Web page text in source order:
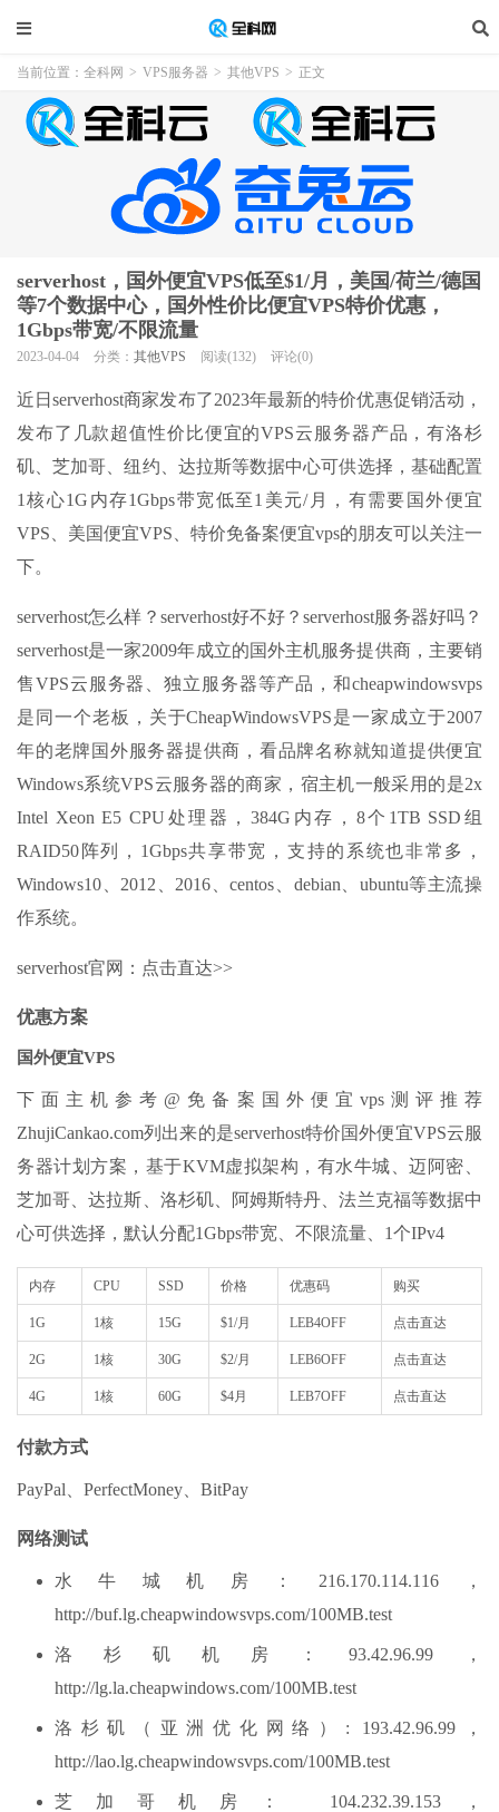
当前位置： 全科网 > VPS服务器 > 其他VPS > 正文
serverhost，国外便宜VPS低至$1/月，美国/荷兰/德国
等7个数据中心，国外性价比便宜VPS特价优惠，
1Gbps带宽/不限流量
2023-04-04 分类： 其他VPS 阅读(132) 评论(0)
近日serverhost商家发布了2023年最新的特价优惠促销活动，
发布了几款超值性价比便宜的VPS云服务器产品，有洛杉
矶、芝加哥、纽约、达拉斯等数据中心可供选择，基础配置
1核心1G内存1Gbps带宽低至1美元/月，有需要国外便宜
VPS、美国便宜VPS、特价免备案便宜vps的朋友可以关注一
下。
serverhost怎么样？serverhost好不好？serverhost服务器好吗？
serverhost是一家2009年成立的国外主机服务提供商，主要销
售VPS云服务器、独立服务器等产品，和cheapwindowsvps
是同一个老板，关于CheapWindowsVPS是一家成立于2007
年的老牌国外服务器提供商，看品牌名称就知道提供便宜
Windows系统VPS云服务器的商家，宿主机一般采用的是2x
Intel Xeon E5 CPU处理器，384G内存，8个1TB SSD组
RAID50阵列，1Gbps共享带宽，支持的系统也非常多，
Windows10、2012、2016、centos、debian、ubuntu等主流操
作系统。
serverhost官网：点击直达>>
优惠方案
国外便宜VPS
下面主机参考@免备案国外便宜vps测评推荐
ZhujiCankao.com列出来的是serverhost特价国外便宜VPS云服
务器计划方案，基于KVM虚拟架构，有水牛城、迈阿密、
芝加哥、达拉斯、洛杉矶、阿姆斯特丹、法兰克福等数据中
心可供选择，默认分配1Gbps带宽、不限流量、1个IPv4
内存 CPU SSD 价格 优惠码 购买
1G 1核 15G $1/月 LEB4OFF 点击直达
2G 1核 30G $2/月 LEB6OFF 点击直达
4G 1核 60G $4月 LEB7OFF 点击直达
付款方式
PayPal、PerfectMoney、BitPay
网络测试
水牛城机房：216.170.114.116，
http://buf.lg.cheapwindowsvps.com/100MB.test
洛杉矶机房：93.42.96.99，
http://lg.la.cheapwindows.com/100MB.test
洛杉矶（亚洲优化网络）: 193.42.96.99，
http://lao.lg.cheapwindowsvps.com/100MB.test
芝加哥机房： 104.232.39.153，